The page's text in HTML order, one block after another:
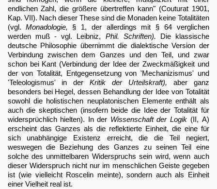
endlichen Zahl, die größere übertreffen kann" (Couturat 1901,
Kap. VII). Nach dieser These sind die Monaden keine Totalitäten
(vgl. Monadologie, § 1, der allerdings mit § 64 verglichen
werden muß - vgl. Leibniz, Phil. Schriften). Die klassische
deutsche Philosophie übernimmt die dialektische Version der
Verbindung zwischen dem Ganzes und den Teil, und zwar
schon bei Kant (Verbindung der Idee der Zweckmäßigkeit und
der von Totalität, Entgegensetzung von 'Mechanizismus' und
'Teleologismus' in der Kritik der Urteilskraft), aber ganz
besonders bei Hegel, dessen Behandlung der Idee von Totalität
sowohl die holistischen neuplatonischen Elemente enthält als
auch die skeptischen (insofern beide die Idee der Totalität für
widersprüchlich hielten). In der Wissenschaft der Logik(II, A)
erscheint das Ganzes als die reflektierte Einheit, die eine für
sich unabhängige Existenz erreicht, die die Teil negiert,
weswegen die Beziehung des Ganzes zu seinen Teil eine
solche des unmittelbaren Widerspruchs sein wird, wenn auch
dieser Widerspruch nicht nur im menschlichen Geiste gegeben
ist (wie vielleicht Roscelin meinte), sondern auch als Einheit
einer Vielheit real ist.